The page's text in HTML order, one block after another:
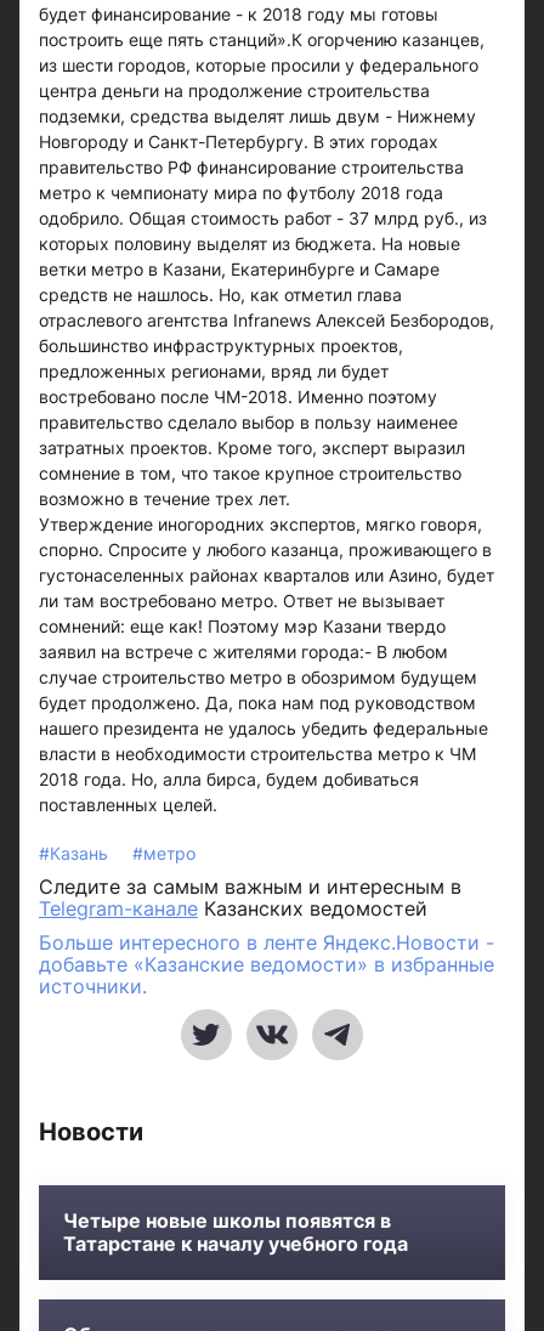
будет финансирование - к 2018 году мы готовы
построить еще пять станций».К огорчению казанцев,
из шести городов, которые просили у федерального
центра деньги на продолжение строительства
подземки, средства выделят лишь двум - Нижнему
Новгороду и Санкт-Петербургу. В этих городах
правительство РФ финансирование строительства
метро к чемпионату мира по футболу 2018 года
одобрило. Общая стоимость работ - 37 млрд руб., из
которых половину выделят из бюджета. На новые
ветки метро в Казани, Екатеринбурге и Самаре
средств не нашлось. Но, как отметил глава
отраслевого агентства Infranews Алексей Безбородов,
большинство инфраструктурных проектов,
предложенных регионами, вряд ли будет
востребовано после ЧМ-2018. Именно поэтому
правительство сделало выбор в пользу наименее
затратных проектов. Кроме того, эксперт выразил
сомнение в том, что такое крупное строительство
возможно в течение трех лет.
Утверждение иногородних экспертов, мягко говоря,
спорно. Спросите у любого казанца, проживающего в
густонаселенных районах кварталов или Азино, будет
ли там востребовано метро. Ответ не вызывает
сомнений: еще как! Поэтому мэр Казани твердо
заявил на встрече с жителями города:- В любом
случае строительство метро в обозримом будущем
будет продолжено. Да, пока нам под руководством
нашего президента не удалось убедить федеральные
власти в необходимости строительства метро к ЧМ
2018 года. Но, алла бирса, будем добиваться
поставленных целей.
#Казань #метро
Следите за самым важным и интересным в
Telegram-канале Казанских ведомостей
Больше интересного в ленте Яндекс.Новости -
добавьте «Казанские ведомости» в избранные
источники.
Новости
Четыре новые школы появятся в
Татарстане к началу учебного года